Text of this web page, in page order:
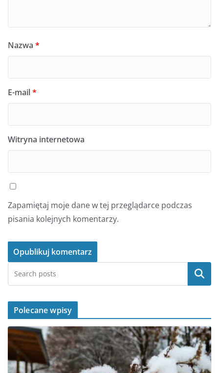
Nazwa *
E-mail*
Witryna internetowa
Zapamiętaj moje dane w tej przeglądarce podczas
pisania kolejnych komentarzy.
Szukaj
Polecane wpisy